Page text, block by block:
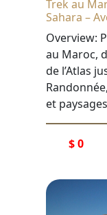
Trek au
Sahara –
Overview:
au Maroc,
de l’Atlas
et
$ 0